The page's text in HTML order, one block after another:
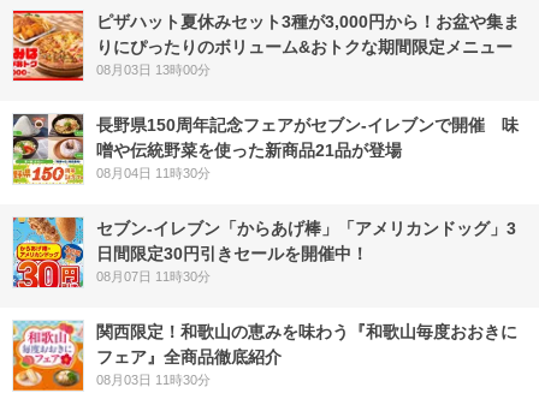
ピザハット夏休みセット3種が3,000円から！お盆や集ま
りにぴったりのボリューム&おトクな期間限定メニュー
08月03日 13時00分
長野県150周年記念フェアがセブン-イレブンで開催 味
噌や伝統野菜を使った新商品21品が登場
08月04日 11時30分
セブン‐イレブン「からあげ棒」「アメリカンドッグ」3
日間限定30円引きセールを開催中！
08月07日 11時30分
関西限定！和歌山の恵みを味わう『和歌山毎度おおきに
フェア』全商品徹底紹介
08月03日 11時30分